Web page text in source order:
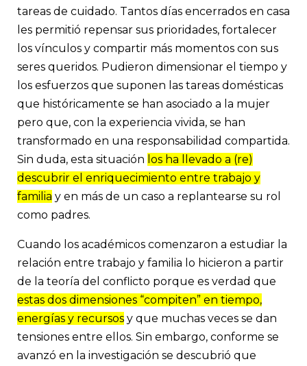
tareas de cuidado. Tantos días encerrados en casa
les permitió repensar sus prioridades, fortalecer
los vínculos y compartir más momentos con sus
seres queridos. Pudieron dimensionar el tiempo y
los esfuerzos que suponen las tareas domésticas
que históricamente se han asociado a la mujer
pero que, con la experiencia vivida, se han
transformado en una responsabilidad compartida.
Sin duda, esta situación los ha llevado a (re)
descubrir el enriquecimiento entre trabajo y
familia y en más de un caso a replantearse su rol
como padres.
Cuando los académicos comenzaron a estudiar la
relación entre trabajo y familia lo hicieron a partir
de la teoría del conflicto porque es verdad que
estas dos dimensiones “compiten” en tiempo,
energías y recursos y que muchas veces se dan
tensiones entre ellos. Sin embargo, conforme se
avanzó en la investigación se descubrió que